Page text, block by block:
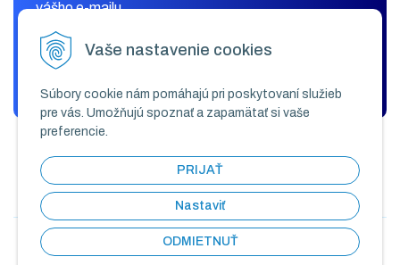
Vaše nastavenie cookies
Súbory cookie nám pomáhajú pri poskytovaní služieb
pre vás. Umožňujú spoznať a zapamätať si vaše
preferencie.
PRIJAŤ
Nastaviť
ODMIETNUŤ
vášho e-mailu.
© 2026 KLIMAK COMFORT